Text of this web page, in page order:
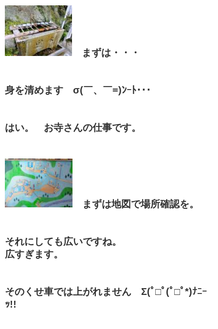
まずは・・・
身を清めます σ(￣、￣=)ﾝｰﾄ･･･
はい。 お寺さんの仕事です。
まずは地図で場所確認を。
それにしても広いですね。
広すぎます。
そのくせ車では上がれません Σ(ﾟ□ﾟ(ﾟ□ﾟ*)ﾅﾆｰ
ｯ!!